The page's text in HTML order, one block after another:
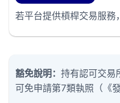
若平台提供槓桿交易服務
豁免說明： 持有認可交易
可免申請第7類執照（《